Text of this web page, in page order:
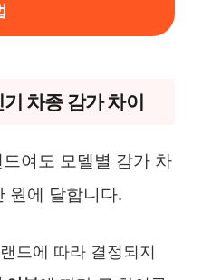
차종 감가 차이
여도 모델별 감가 차
원에 달합니다.
드에 따라 결정되지